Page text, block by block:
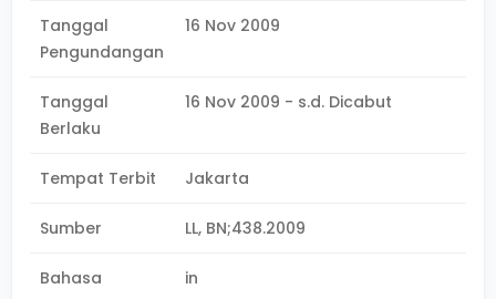
Tanggal
Pengundangan
16 Nov 2009
Tanggal
Berlaku
16 Nov 2009 - s.d. Dicabut
Tempat Terbit Jakarta
Sumber LL, BN;438.2009
Bahasa in